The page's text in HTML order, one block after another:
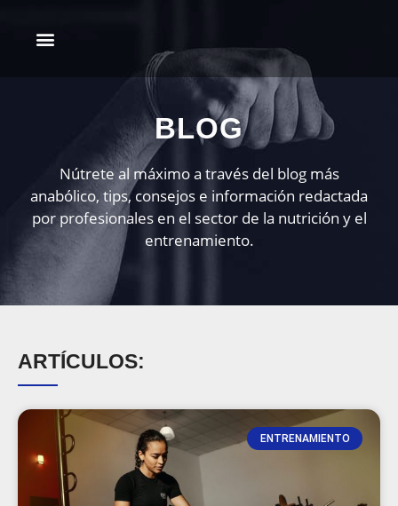
BLOG
Nútrete al máximo a través del blog más
anabólico, tips, consejos e información redactada
por profesionales en el sector de la nutrición y el
entrenamiento.
ARTÍCULOS:
ENTRENAMIENTO